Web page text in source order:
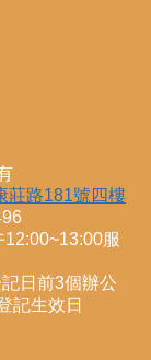
莊路181號四樓
12:00~13:00服
日前3個辦公
記生效日